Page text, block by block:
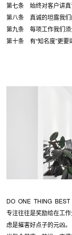
第七条 始终对客户讲真
第八条 真诚的坦露我们
第九条 每项工作我们须
第十条 有“知名度”更要
DO ONE THING BEST
专注往往是奖励给在工
虑是摧害好点子的元凶。